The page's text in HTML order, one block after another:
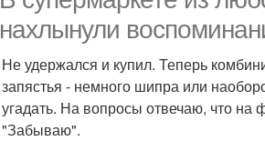
нахлынули
Не удержался и купил. Теперь
запястья - немного шипра или
угадать. На вопросы отвечаю, что на
"Забываю".